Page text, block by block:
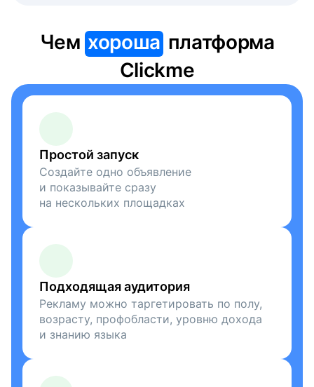
Чемхороша платформа
Clickme
Простой запуск
Создайте одно объявление
и показывайте сразу
на нескольких площадках
Подходящая аудитория
Рекламу можно таргетировать по полу,
возрасту, профобласти, уровню дохода
и знанию языка